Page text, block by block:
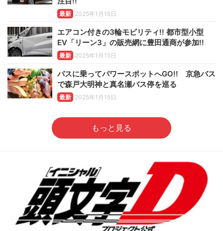
最新 2025年1月15日
エアコン付きの3輪モビリティ!! 都市型小型
EV「リーン3」の販売網に豊田通商が参加!!
最新 2025年1月15日
バスに乗ってパワースポットへGO!! 京急バス
で森戸大明神と真名瀬バス停を巡る
最新 2025年1月15日
もっと見る